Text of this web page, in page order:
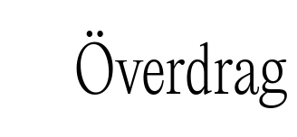
Din recension*